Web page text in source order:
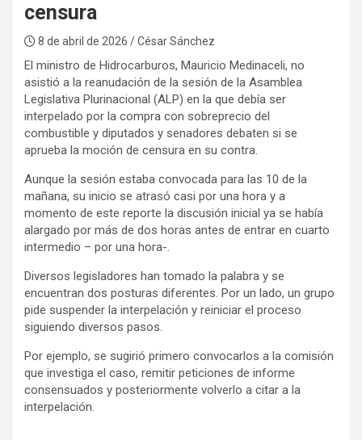
censura
8 de abril de 2026 / César Sánchez
El ministro de Hidrocarburos, Mauricio Medinaceli, no
asistió a la reanudación de la sesión de la Asamblea
Legislativa Plurinacional (ALP) en la que debía ser
interpelado por la compra con sobreprecio del
combustible y diputados y senadores debaten si se
aprueba la moción de censura en su contra.
Aunque la sesión estaba convocada para las 10 de la
mañana, su inicio se atrasó casi por una hora y a
momento de este reporte la discusión inicial ya se había
alargado por más de dos horas antes de entrar en cuarto
intermedio – por una hora-.
Diversos legisladores han tomado la palabra y se
encuentran dos posturas diferentes. Por un lado, un grupo
pide suspender la interpelación y reiniciar el proceso
siguiendo diversos pasos.
Por ejemplo, se sugirió primero convocarlos a la comisión
que investiga el caso, remitir peticiones de informe
consensuados y posteriormente volverlo a citar a la
interpelación.